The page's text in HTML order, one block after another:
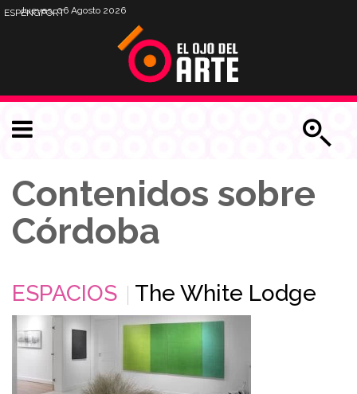
Jueves, 06 Agosto 2026
ESPENGPORT
Contenidos sobre
Córdoba
ESPACIOS The White Lodge